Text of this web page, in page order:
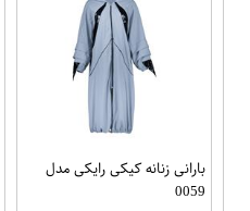
بارانی زنانه کیکی رایکی مدل
0059